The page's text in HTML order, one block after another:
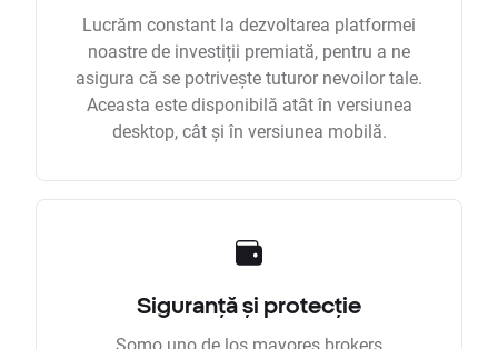
Lucrăm constant la dezvoltarea platformei
noastre de investiții premiată, pentru a ne
asigura că se potrivește tuturor nevoilor tale.
Aceasta este disponibilă atât în versiunea
desktop, cât și în versiunea mobilă.
Siguranță și protecție